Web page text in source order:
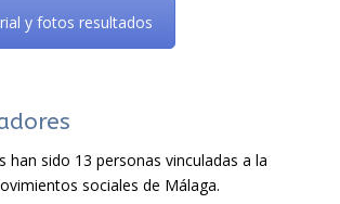
y fotos resultados
han sido 13 personas vinculadas a la
sociales de Málaga.